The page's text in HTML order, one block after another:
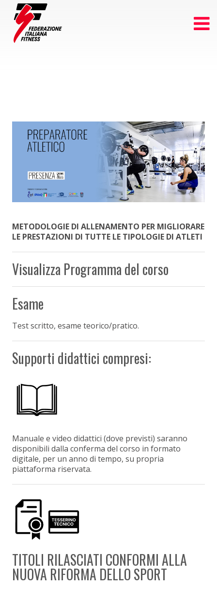
METODOLOGIE DI ALLENAMENTO PER MIGLIORARE
LE PRESTAZIONI DI TUTTE LE TIPOLOGIE DI ATLETI
Visualizza Programma del corso
Esame
Test scritto, esame teorico/pratico.
Supporti didattici compresi:
Manuale e video didattici (dove previsti) saranno
disponibili dalla conferma del corso in formato
digitale, per un anno di tempo, su propria
piattaforma riservata.
TITOLI RILASCIATI CONFORMI ALLA
NUOVA RIFORMA DELLO SPORT